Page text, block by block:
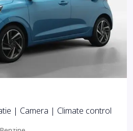
| Camera | Climate control